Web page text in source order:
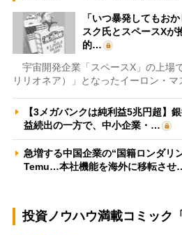
「いつ暴発してもお
スク氏とスペースXが
的…
宇宙開発企業「スペースX」の上場
リリオネア）」となったイーロン・マ
【3メガバンクは純利益5兆円超】
益続出の一方で、中小企業・…
急増する中国企業の“国籍ロンダリ
Temu…本社機能を海外に移転させ
投資ノウハウ満載コミック